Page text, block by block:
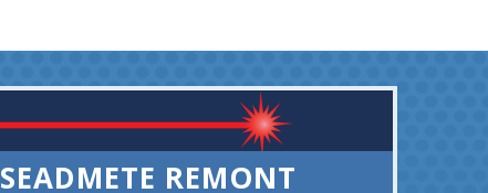
SEADMETE REMONT